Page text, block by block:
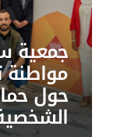
جمعية
حول